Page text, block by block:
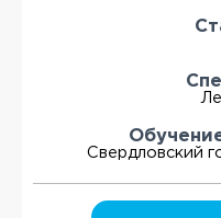
Свердловский